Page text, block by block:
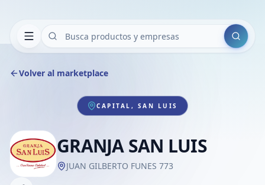
Buscar
Volver al marketplace
CAPITAL, SAN LUIS
GRANJA SAN LUIS
JUAN GILBERTO FUNES 773